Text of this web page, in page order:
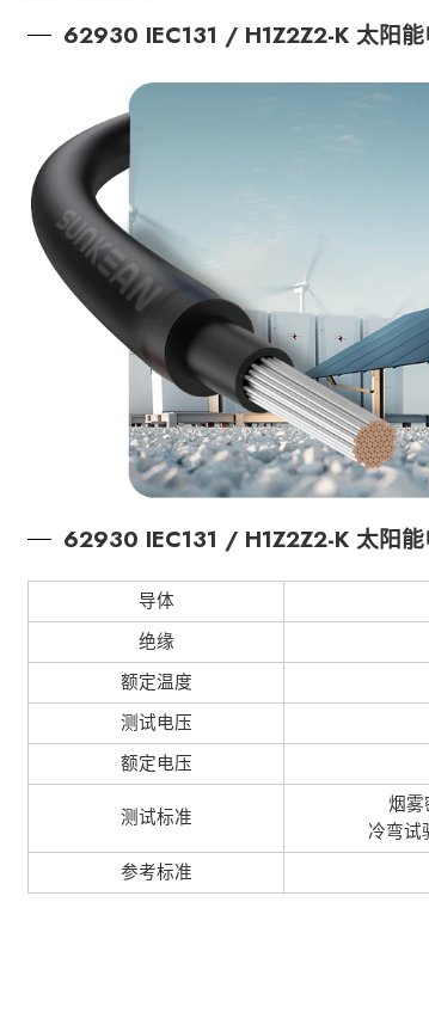
62930 IEC131 / H1Z2Z2-K 太阳能
62930 IEC131 / H1Z2Z2-K 太阳能
导体
绝缘
额定温度
测试电压
额定电压
测试标准
烟
冷弯试
参考标准